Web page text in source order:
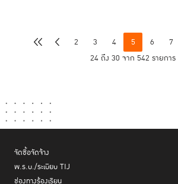
2 3 4 5 6 7
24 ถึง 30 จาก 542 รายการ
จัดซื้อจัดจ้าง
พ.ร.บ./ระเบียบ TIJ
ช่องทางร้องเรียน